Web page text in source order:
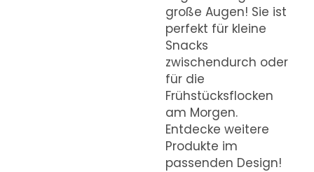
große Augen! Sie ist
perfekt für kleine
Snacks
zwischendurch oder
für die
Frühstücksflocken
am Morgen.
Entdecke weitere
Produkte im
passenden Design!